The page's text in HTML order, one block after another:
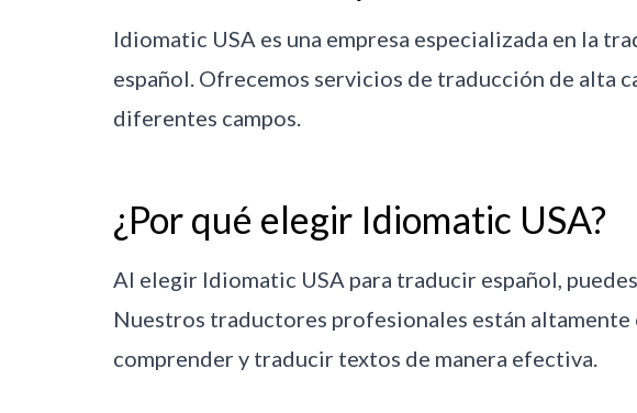
Idiomatic USA es una empresa especializada en la
español. Ofrecemos servicios de traducción de alta
diferentes campos.
¿Por qué elegir Idiomatic USA?
Al elegir Idiomatic USA para traducir español,
Nuestros traductores profesionales están
comprender y traducir textos de manera efectiva.